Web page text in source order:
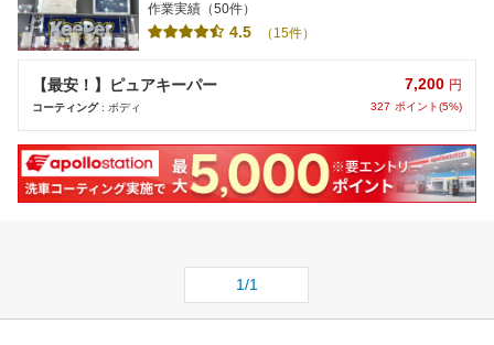
作業実績（50件）
4.5 （15件）
【最安！】ピュアキーパー
コーティング: ボディ
7,200 円
327 ポイント(5%)
1/1